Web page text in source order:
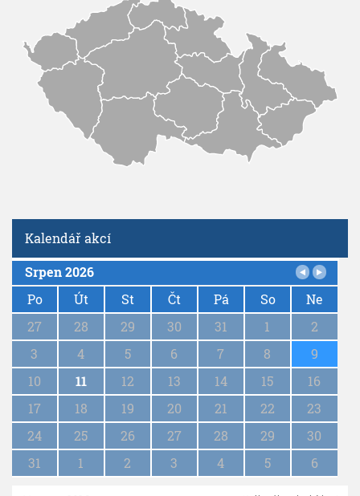
Kalendář akcí
P
g
a
i
o
Srpen 2026
Po
Út St Čt Pá So
Ne
27
28 29 30 31 1
2
3
4 5 6 7 8
9
10
11 12 13 14 15
16
17
18 19 20 21 22
23
24
25 26 27 28 29
30
31
1 2 3 4 5 6